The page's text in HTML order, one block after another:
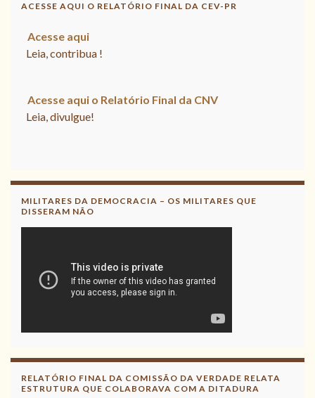
ACESSE AQUI O RELATÓRIO FINAL DA CEV-PR
Acesse aqui o Relatório Final da
Leia, contribua !
MILITARES DA DEMOCRACIA – OS MILITARES QUE
DISSERAM NÃO
RELATÓRIO FINAL DA COMISSÃO DA VERDADE RELATA
ESTRUTURA QUE COLABORAVA COM A DITADURA